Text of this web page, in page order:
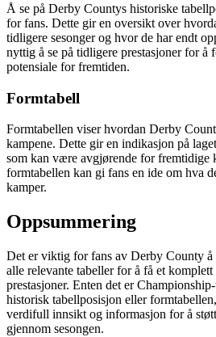
Å se på Derby Countys historiske
for fans. Dette gir en oversikt over
tidligere sesonger og hvor de har endt
nyttig å se på tidligere prestasjoner for
potensiale for fremtiden.
Formtabell
Formtabellen viser hvordan Derby
kampene. Dette gir en indikasjon på
som kan være avgjørende for fremtidige
formtabellen kan gi fans en ide om hva
kamper.
Oppsummering
Det er viktig for fans av Derby County å
alle relevante tabeller for å få et
prestasjoner. Enten det er
historisk tabellposisjon eller
verdifull innsikt og informasjon for å
gjennom sesongen.